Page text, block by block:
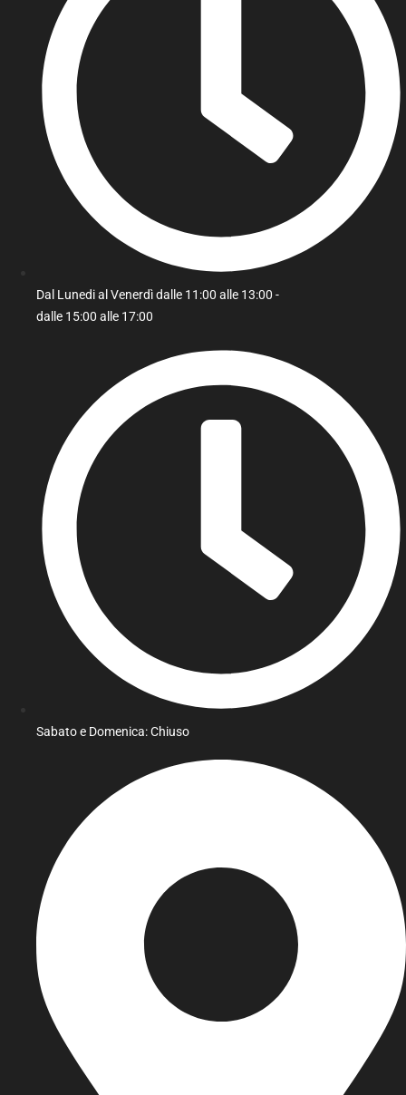
Dal Lunedi al Venerdì dalle 11:00 alle 13:00 -
dalle 15:00 alle 17:00
Sabato e Domenica: Chiuso